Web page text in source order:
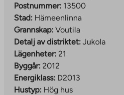
Postnummer: 13500
Stad: Hämeenlinna
Grannskap: Voutila
Detalj av distriktet: Jukola
Lägenheter: 21
Byggår: 2012
Energiklass: D2013
Hustyp: Hög hus